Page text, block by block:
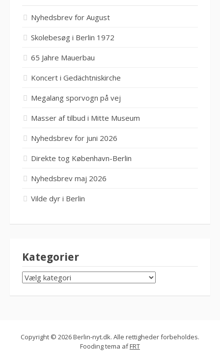
Nyhedsbrev for August
Skolebesøg i Berlin 1972
65 Jahre Mauerbau
Koncert i Gedächtniskirche
Megalang sporvogn på vej
Masser af tilbud i Mitte Museum
Nyhedsbrev for juni 2026
Direkte tog København-Berlin
Nyhedsbrev maj 2026
Vilde dyr i Berlin
Kategorier
KATEGORIER
Copyright © 2026 Berlin-nyt.dk. Alle rettigheder forbeholdes.
Fooding tema afFRT